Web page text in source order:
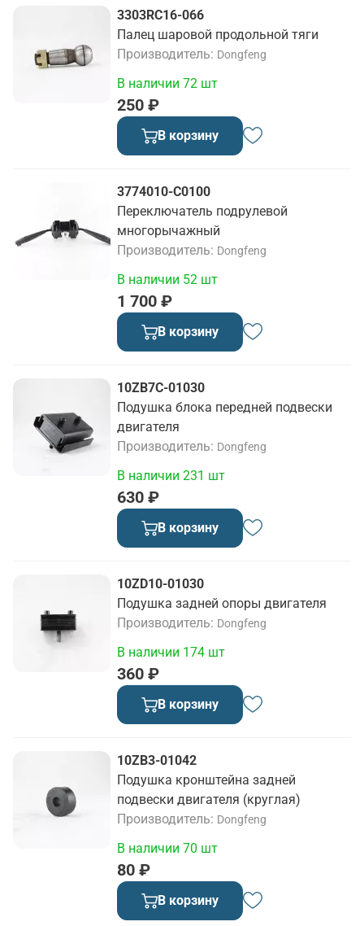
3303RC16-066
Палец шаровой продольной тяги
Производитель
Dongfeng
250 ₽
В наличии 72 шт
В корзину
3774010-C0100
Переключатель подрулевой
многорычажный
Производитель
Dongfeng
1 700 ₽
В наличии 52 шт
В корзину
10ZB7C-01030
Подушка блока передней подвески
двигателя
Производитель
Dongfeng
630 ₽
В наличии 231 шт
В корзину
10ZD10-01030
Подушка задней опоры двигателя
Производитель
Dongfeng
360 ₽
В наличии 174 шт
В корзину
10ZB3-01042
Подушка кронштейна задней
подвески двигателя (круглая)
Производитель
Dongfeng
80 ₽
В наличии 70 шт
В корзину